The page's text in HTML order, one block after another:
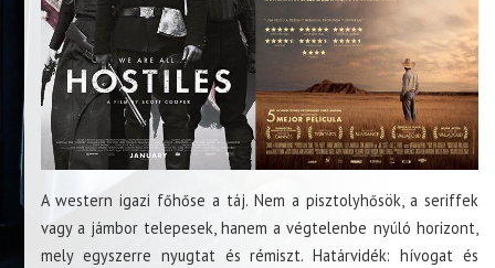
A western igazi főhőse a táj. Nem a pisztolyhősök, a seriffek
vagy a jámbor telepesek, hanem a végtelenbe nyúló horizont,
mely egyszerre nyugtat és rémiszt. Határvidék: hívogat és